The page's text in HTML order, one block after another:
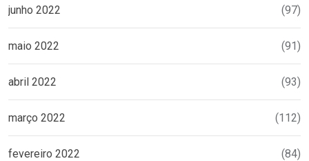
junho 2022 (97)
maio 2022 (91)
abril 2022 (93)
março 2022 (112)
fevereiro 2022 (84)